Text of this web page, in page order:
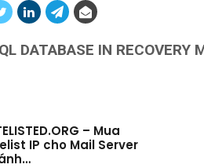
DATABASE IN RECOVERY
– Mua
IP cho Mail Server